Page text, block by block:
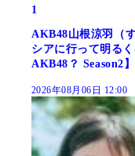
1
AKB48山根涼羽（
シアに行って明る
AKB48？ Season2】
2026年08月06日 12:00